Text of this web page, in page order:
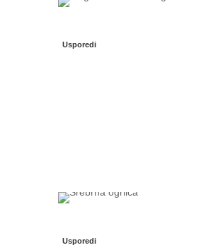
Usporedi
Usporedi